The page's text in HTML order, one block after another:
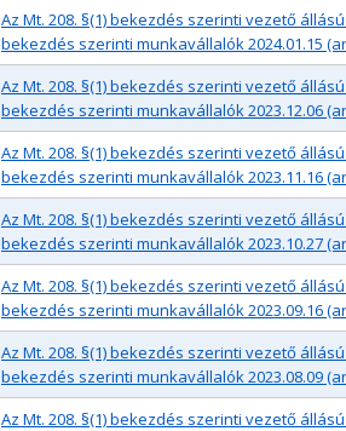
Az Mt. 208. §(1) bekezdés szerinti vezető
bekezdés szerinti munkavállalók 2024.01.15
Az Mt. 208. §(1) bekezdés szerinti vezető
bekezdés szerinti munkavállalók 2023.12.06
Az Mt. 208. §(1) bekezdés szerinti vezető
bekezdés szerinti munkavállalók 2023.11.16
Az Mt. 208. §(1) bekezdés szerinti vezető
bekezdés szerinti munkavállalók 2023.10.27
Az Mt. 208. §(1) bekezdés szerinti vezető
bekezdés szerinti munkavállalók 2023.09.16
Az Mt. 208. §(1) bekezdés szerinti vezető
bekezdés szerinti munkavállalók 2023.08.09
Az Mt. 208. §(1) bekezdés szerinti vezető